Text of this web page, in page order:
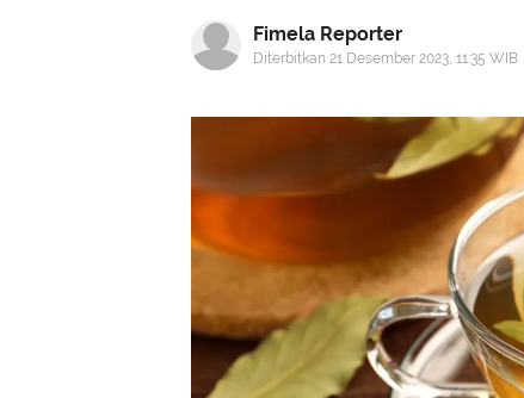
Fimela Reporter
Diterbitkan 21 Desember 2023, 11:35 WIB